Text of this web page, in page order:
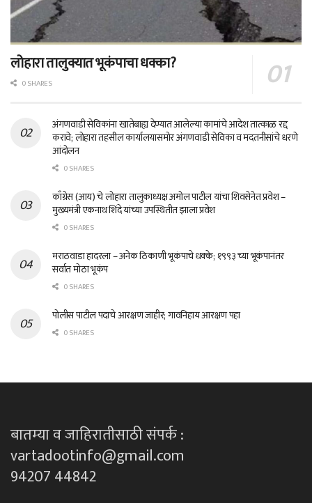
लोहारा तालुक्यात भूकंपाचा धक्का?
0 SHARES
अंगणवाडी सेविकांना खातेबाह्य देण्यात आलेल्या कामांचे आदेश तात्काळ रद्द
करावे; लोहारा तहसील कार्यालयासमोर अंगणवाडी सेविका व मदतनीसांचे धरणे
आंदोलन
0 SHARES
काँग्रेस (आय) चे लोहारा तालुकाध्यक्ष अमोल पाटील यांचा शिवसेनेत प्रवेश –
मुख्यमंत्री एकनाथ शिंदे यांच्या उपस्थितीत झाला प्रवेश
0 SHARES
मराठवाडा हादरला – अनेक ठिकाणी भूकंपाचे धक्के; १९९३ च्या भूकंपानंतर
सर्वात मोठा भूकंप
0 SHARES
पोलीस पाटील पदाचे आरक्षण जाहीर; गावनिहाय आरक्षण पहा
0 SHARES
बातम्या व जाहिरातीसाठी संपर्क :
vartadootinfo@gmail.com
94207 44842